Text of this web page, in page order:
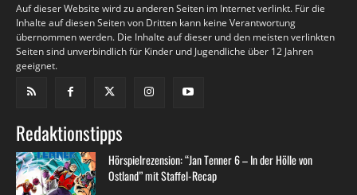
Auf dieser Website wird zu anderen Seiten im Internet verlinkt. Für die
Inhalte auf diesen Seiten von Dritten kann keine Verantwortung
übernommen werden. Die Inhalte auf dieser und den meisten verlinkten
Seiten sind unverbindlich für Kinder und Jugendliche über 12 Jahren
geeignet.
Redaktionstipps
Hörspielrezension: “Jan Tenner 6 – In der Hölle von
Ostland” mit Staffel-Recap